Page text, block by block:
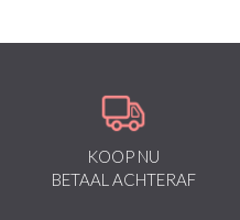
KOOP NU
BETAAL ACHTERAF